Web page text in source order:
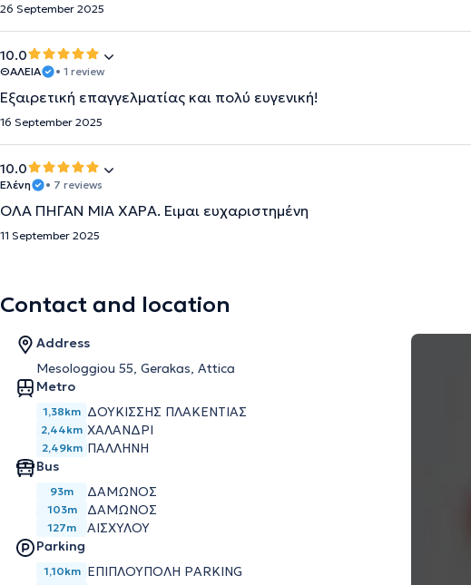
26 September 2025
10.0
ΘΑΛΕΙΑ • 1 review
Εξαιρετική επαγγελματίας και πολύ ευγενική!
16 September 2025
10.0
Ελένη • 7 reviews
ΌΛΑ ΠΗΓΑΝ ΜΙΑ ΧΑΡΆ. Ειμαι ευχαριστημένη
11 September 2025
Contact and location
Address
Mesologgiou 55, Gerakas, Attica
Metro
1,38km ΔΟΥΚΙΣΣΗΣ ΠΛΑΚΕΝΤΙΑΣ
2,44km ΧΑΛΑΝΔΡΙ
2,49km ΠΑΛΛΗΝΗ
Bus
93m ΔΑΜΩΝΟΣ
103m ΔΑΜΩΝΟΣ
127m
ΑΙΣΧΥΛΟΥ
Parking
1,10km ΕΠΙΠΛΟΥΠΟΛΗ PARKING